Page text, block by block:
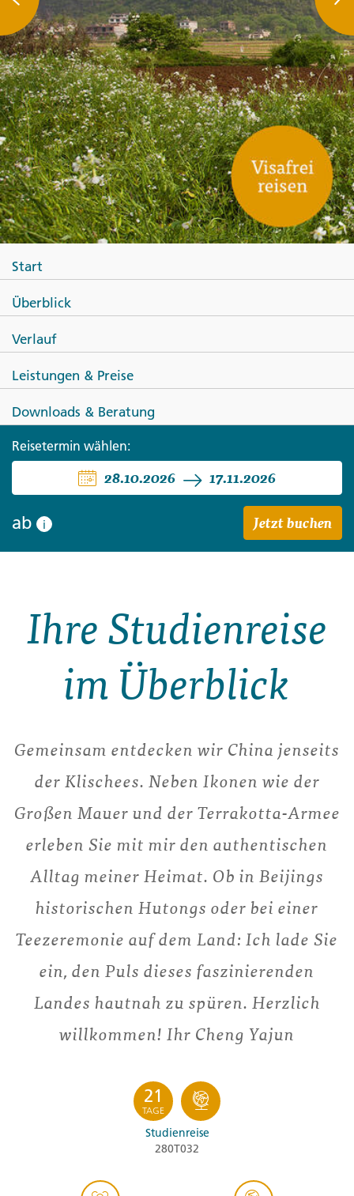
China - das Reich der Mitte
Start
Überblick
Verlauf
Leistungen & Preise
Downloads & Beratung
Reisetermin wählen:
28.10.2026 17.11.2026
ab i Jetzt buchen
Ihre Studienreise
im Überblick
Gemeinsam entdecken wir China jenseits
der Klischees. Neben Ikonen wie der
Großen Mauer und der Terrakotta-Armee
erleben Sie mit mir den authentischen
Alltag meiner Heimat. Ob in Beijings
historischen Hutongs oder bei einer
Teezeremonie auf dem Land: Ich lade Sie
ein, den Puls dieses faszinierenden
Landes hautnah zu spüren. Herzlich
willkommen! Ihr Cheng Yajun
21
TAGE
Studienreise
280T032